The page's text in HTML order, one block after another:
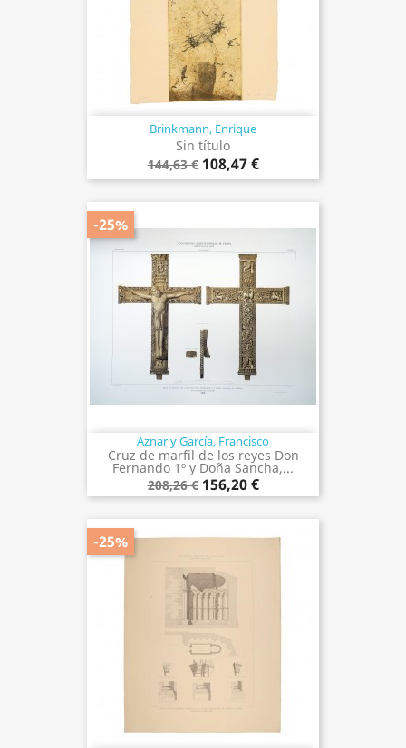
Brinkmann, Enrique
Sin título
144,63 € 108,47 €
Aznar y García, Francisco
Cruz de marfil de los reyes Don
Fernando 1º y Doña Sancha,...
208,26 € 156,20 €
-25%
-25%